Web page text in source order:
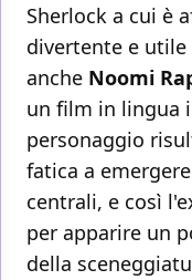
Sherlock a cui è
divertente e utile
anche Noomi
un film in lingua
personaggio
fatica a
centrali, e così
per apparire un
della